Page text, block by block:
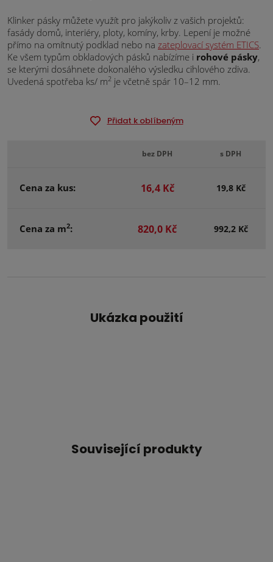
Klinker pásky můžete využít pro jakýkoliv z vašich projektů:
fasády domů, interiéry, ploty, komíny, krby. Lepení je možné
přímo na omítnutý podklad nebo na zateplovací systém ETICS.
Ke všem typům obkladových pásků nabízíme i rohové pásky,
se kterými dosáhnete dokonalého výsledku cihlového zdiva.
Uvedená spotřeba ks/ m2 je včetně spár 10–12 mm.
Přidat k oblíbeným
bez DPH s DPH
Cena za kus: 16,4 Kč 19,8 Kč
Cena za m2: 820,0 Kč 992,2 Kč
Ukázka použití
Související produkty